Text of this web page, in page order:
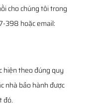
cho chúng tôi trong
398 hoặc email:
hiện theo đúng quy
nhà bảo hành được
đó.